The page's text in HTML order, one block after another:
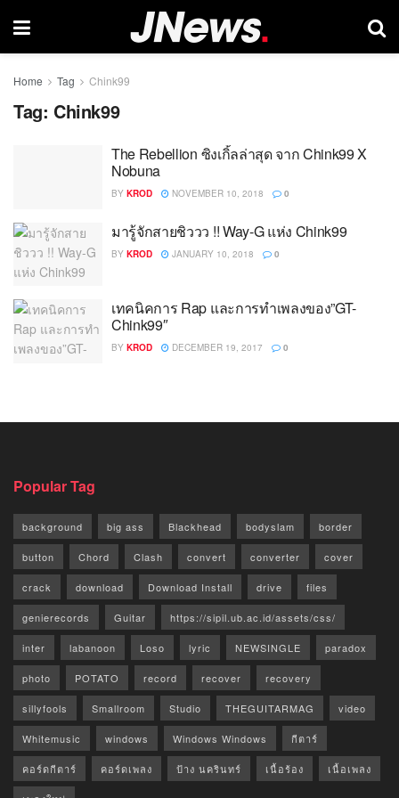
Home Tag Chink99
Tag: Chink99
The Rebellion ซิงเกิ้ลล่าสุด จาก Chink99 X
Nobuna
BY KROD NOVEMBER 10, 2018 0
มารู้จักสายชิววว !! Way-G แห่ง Chink99
BY KROD JANUARY 10, 2018 0
เทคนิคการ Rap และการทำเพลงของ”GT-
Chink99″
BY KROD DECEMBER 19, 2017 0
Popular Tag
background big ass Blackhead bodyslam border
button Chord Clash convert converter cover
crack download Download Install drive files
genierecords Guitar https://sipil.ub.ac.id/assets/css/
inter labanoon Loso lyric NEWSINGLE paradox
photo POTATO record recover recovery
sillyfools Smallroom Studio THEGUITARMAG video
Whitemusic windows Windows Windows กีตาร์
คอร์ดกีตาร์ คอร์ดเพลง ป้าง นครินทร์ เนื้อร้อง เนื้อเพลง